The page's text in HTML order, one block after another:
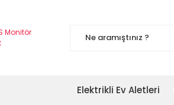
Elektrikli Ev Aletleri